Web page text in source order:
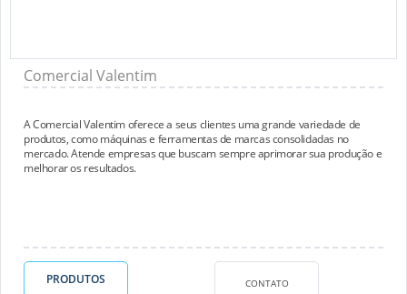
Comercial Valentim
A Comercial Valentim oferece a seus clientes uma grande variedade de
produtos, como máquinas e ferramentas de marcas consolidadas no
mercado. Atende empresas que buscam sempre aprimorar sua produção e
melhorar os resultados.
PRODUTOS CONTATO